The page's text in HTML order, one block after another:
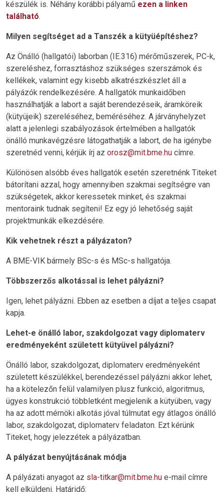
készülék is. Néhány korábbi pályamű ezen a linken
található.
Milyen segítséget ad a Tanszék a kütyüépítéshez?
Az Önálló (hallgatói) laborban (IE.316) mérőműszerek, PC-k,
szereléshez, forrasztáshoz szükséges szerszámok és
kellékek, valamint egy kisebb alkatrészkészlet áll a
pályázók rendelkezésére. A hallgatók munkaidőben
használhatják a labort a saját berendezéseik, áramköreik
(kütyüjeik) szereléséhez, beméréséhez. A járványhelyzet
alatt a jelenlegi szabályozások értelmében a hallgatók
önálló munkavégzésre látogathatják a labort, de ha igénybe
szeretnéd venni, kérjük írj az orosz@mit.bme.hu címre.
Különösen alsóbb éves hallgatók esetén szeretnénk Titeket
bátorítani azzal, hogy amennyiben szakmai segítségre van
szükségetek, akkor keressetek minket, és szakmai
mentoraink tudnak segíteni! Ez egy jó lehetőség saját
projektmunkák elkezdésére.
Kik vehetnek részt a pályázaton?
A BME-VIK bármely BSc-s és MSc-s hallgatója.
Többszerzős alkotással is lehet pályázni?
Igen, lehet pályázni. Ebben az esetben a díjat a teljes csapat
kapja.
Lehet-e önálló labor, szakdolgozat vagy diplomaterv
eredményeként született kütyüvel pályázni?
Önálló labor, szakdolgozat, diplomaterv eredményeként
született készülékkel, berendezéssel pályázni akkor lehet,
ha a kötelezőn felül valamilyen plusz funkció, algoritmus,
ügyes konstrukció többletként megjelenik a kütyüben, vagy
ha az adott mérnöki alkotás jóval túlmutat egy átlagos önálló
labor, szakdolgozat, diplomaterv feladaton. Ezt kérünk
Titeket, hogy jelezzétek a pályázatban.
A pályázat benyújtásának módja
A pályázati anyagot az sla-titkar@mit.bme.hu e-mail címre
kell elküldeni. Határidő: